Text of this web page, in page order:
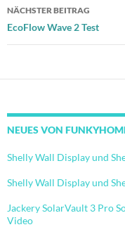
NÄCHSTER BEITRAG
EcoFlow Wave 2 Test
NEUES VON
Shelly Wall Display und
Shelly Wall Display und
Jackery SolarVault 3 Pro
Video